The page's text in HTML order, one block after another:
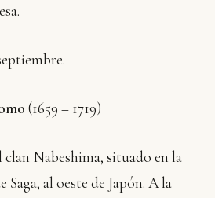
(1659 – 1719)
clan Nabeshima, situado en la
al oeste de Japón. A la